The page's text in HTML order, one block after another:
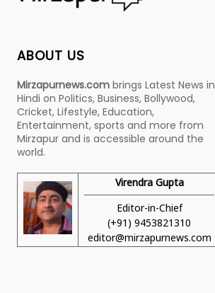
ABOUT US
Mirzapurnews.com brings Latest News in
Hindi on Politics, Business, Bollywood,
Cricket, Lifestyle, Education,
Entertainment, sports and more from
Mirzapur and is accessible around the
world.
Virendra Gupta
Editor-in-Chief
(+91) 9453821310
editor@mirzapurnews.com